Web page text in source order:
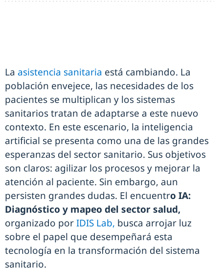
La asistencia sanitaria está cambiando. La
población envejece, las necesidades de los
pacientes se multiplican y los sistemas
sanitarios tratan de adaptarse a este nuevo
contexto. En este escenario, la inteligencia
artificial se presenta como una de las grandes
esperanzas del sector sanitario. Sus objetivos
son claros: agilizar los procesos y mejorar la
atención al paciente. Sin embargo, aun
persisten grandes dudas. El encuentro IA:
Diagnóstico y mapeo del sector salud,
organizado porIDIS Lab, busca arrojar luz
sobre el papel que desempeñará esta
tecnología en la transformación del sistema
sanitario.